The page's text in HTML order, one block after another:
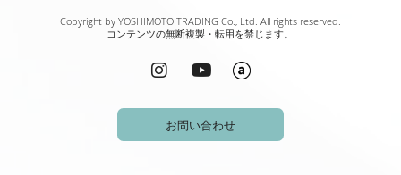
レス、住所などの連絡先情報を利用いたします。
再応募の有無などを管理するために、応募の履歴
や選考結果の情報を利用いたします。
応募者が採用された場合には、人事労務管理のた
めに、氏名などの個人を識別する情報や就業経
Copyright by YOSHIMOTO TRADING Co., Ltd. All rights reserved.
コンテンツの無断複製・転用を禁じます。
お問い合わせ